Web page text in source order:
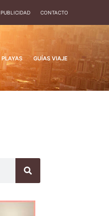
PUBLICIDAD CONTACTO
PLAYAS GUÍAS VIAJE